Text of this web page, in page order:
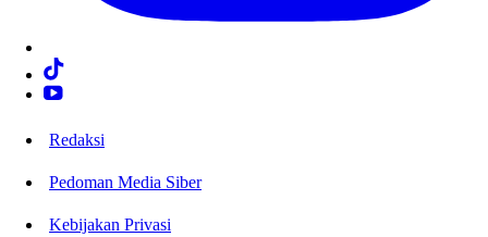
Redaksi
Pedoman Media Siber
Kebijakan Privasi